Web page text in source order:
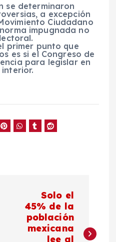
se determinaron
, a excepción
Ciudadano
impugnada no
.
primer punto que
es si el Congreso de
para legislar en
interior.
Solo el
45% de la
población
mexicana
lee al